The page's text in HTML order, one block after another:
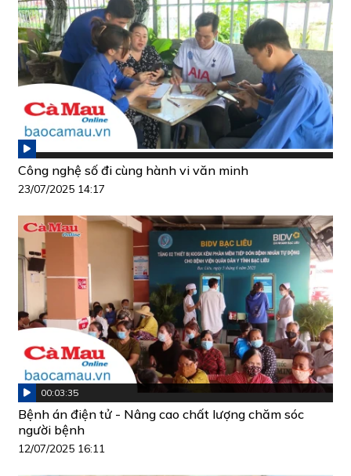
Công nghệ số đi cùng hành vi văn minh
23/07/2025 14:17
00:03:35
Bệnh án điện tử - Nâng cao chất lượng chăm sóc
người bệnh
12/07/2025 16:11